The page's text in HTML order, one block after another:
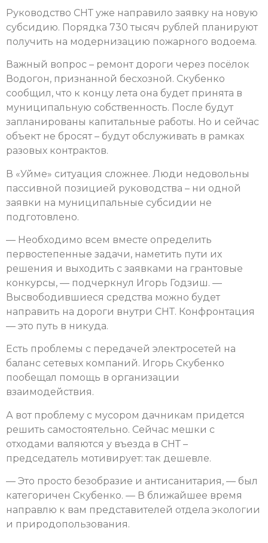
Руководство СНТ уже направило заявку на новую
субсидию. Порядка 730 тысяч рублей планируют
получить на модернизацию пожарного водоема.
Важный вопрос – ремонт дороги через посёлок
Водогон, признанной бесхозной. Скубенко
сообщил, что к концу лета она будет принята в
муниципальную собственность. После будут
запланированы капитальные работы. Но и сейчас
объект не бросят – будут обслуживать в рамках
разовых контрактов.
В «Уйме» ситуация сложнее. Люди недовольны
пассивной позицией руководства – ни одной
заявки на муниципальные субсидии не
подготовлено.
— Необходимо всем вместе определить
первостепенные задачи, наметить пути их
решения и выходить с заявками на грантовые
конкурсы, — подчеркнул Игорь Годзиш. —
Высвободившиеся средства можно будет
направить на дороги внутри СНТ. Конфронтация
— это путь в никуда.
Есть проблемы с передачей электросетей на
баланс сетевых компаний. Игорь Скубенко
пообещал помощь в организации
взаимодействия.
А вот проблему с мусором дачникам придется
решить самостоятельно. Сейчас мешки с
отходами валяются у въезда в СНТ –
председатель мотивирует: так дешевле.
— Это просто безобразие и антисанитария, — был
категоричен Скубенко. — В ближайшее время
направлю к вам представителей отдела экологии
и природопользования.